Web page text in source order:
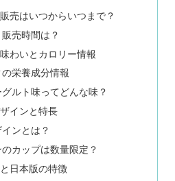
売はいつからいつまで？
売時間は？
わいとカロリー情報
栄養成分情報
ルト味ってどんな味？
インと特長
ンとは？
カップは数量限定？
日本版の特徴